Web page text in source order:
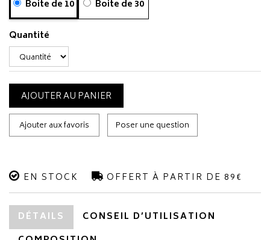
Boite de 10
Boite de 30
Quantité
AJOUTER AU PANIER
Ajouter aux favoris Poser une question
EN STOCK OFFERT À PARTIR DE 89€
DÉTAILS
CONSEIL D’UTILISATION